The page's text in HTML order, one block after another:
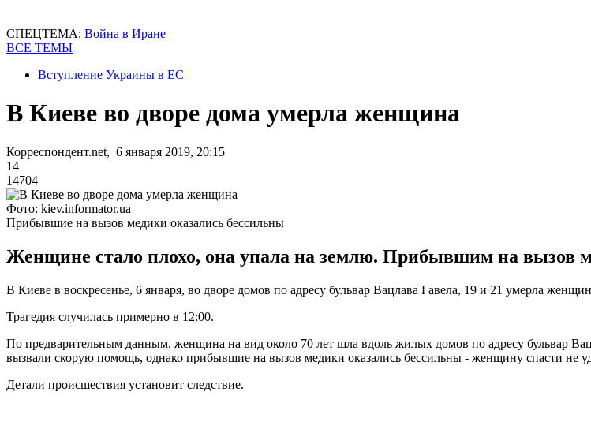
СПЕЦТЕМА: Война в Иране
ВСЕ ТЕМЫ
Вступление Украины в ЕС
В Киеве во дворе дома умерла женщина
Корреспондент.net, 6 января 2019, 20:15
14
14704
Фото: kiev.informator.ua
Прибывшие на вызов медики оказались бессильны
Женщине стало плохо, она упала на землю. Прибывшим на вызов
В Киеве в воскресенье, 6 января, во дворе домов по адресу бульвар Вацлава Гавела, 19 и 21 умерла
Трагедия случилась примерно в 12:00.
По предварительным данным, женщина на вид около 70 лет шла вдоль жилых домов по адресу бульвар
вызвали скорую помощь, однако прибывшие на вызов медики оказались бессильны - женщину спасти не
Детали происшествия установит следствие.